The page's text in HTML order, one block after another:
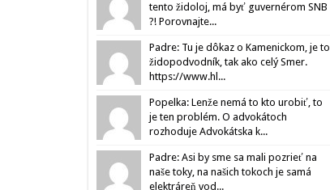
tento židoloj, má byť guvernérom SNB
?! Porovnajte...
Padre: Tu je dôkaz o Kamenickom, je to
židopodvodník, tak ako celý Smer.
https://www.hl...
Popelka: Lenže nemá to kto urobiť, to
je ten problém. O advokátoch
rozhoduje Advokátska k...
Padre: Asi by sme sa mali pozrieť na
naše toky, na našich tokoch je samá
elektráreň vod...